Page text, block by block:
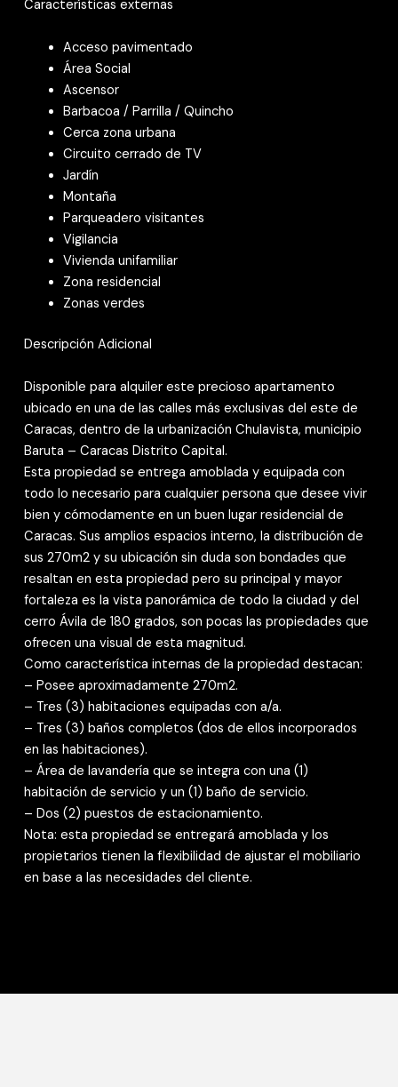
Características externas
Acceso pavimentado
Área Social
Ascensor
Barbacoa / Parrilla / Quincho
Cerca zona urbana
Circuito cerrado de TV
Jardín
Montaña
Parqueadero visitantes
Vigilancia
Vivienda unifamiliar
Zona residencial
Zonas verdes
Descripción Adicional
Disponible para alquiler este precioso apartamento
ubicado en una de las calles más exclusivas del este de
Caracas, dentro de la urbanización Chulavista, municipio
Baruta – Caracas Distrito Capital.
Esta propiedad se entrega amoblada y equipada con
todo lo necesario para cualquier persona que desee vivir
bien y cómodamente en un buen lugar residencial de
Caracas. Sus amplios espacios interno, la distribución de
sus 270m2 y su ubicación sin duda son bondades que
resaltan en esta propiedad pero su principal y mayor
fortaleza es la vista panorámica de todo la ciudad y del
cerro Ávila de 180 grados, son pocas las propiedades que
ofrecen una visual de esta magnitud.
Como característica internas de la propiedad destacan:
– Posee aproximadamente 270m2.
– Tres (3) habitaciones equipadas con a/a.
– Tres (3) baños completos (dos de ellos incorporados
en las habitaciones).
– Área de lavandería que se integra con una (1)
habitación de servicio y un (1) baño de servicio.
– Dos (2) puestos de estacionamiento.
Nota: esta propiedad se entregará amoblada y los
propietarios tienen la flexibilidad de ajustar el mobiliario
en base a las necesidades del cliente.